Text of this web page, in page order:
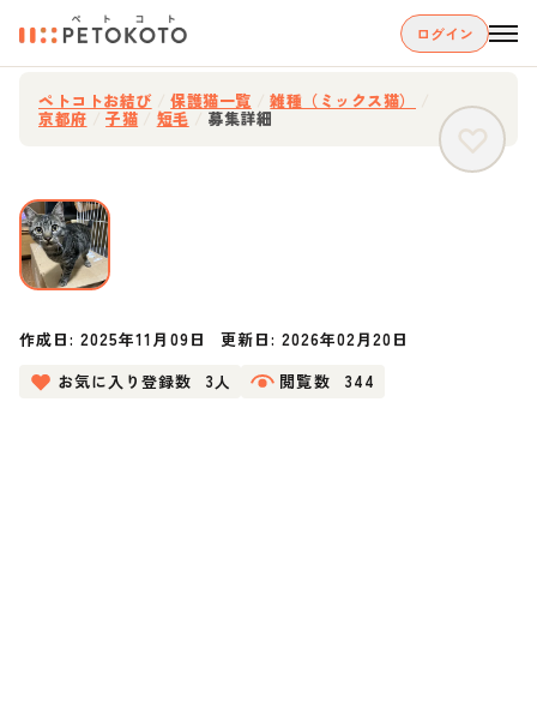
ログイン
ペトコトお結び 保護猫一覧 雑種（ミックス猫）
京都府 子猫 短毛 募集詳細
作成日:2025年11月09日 更新日: 2026年02月20日
お気に入り登録数
3人 閲覧数 344